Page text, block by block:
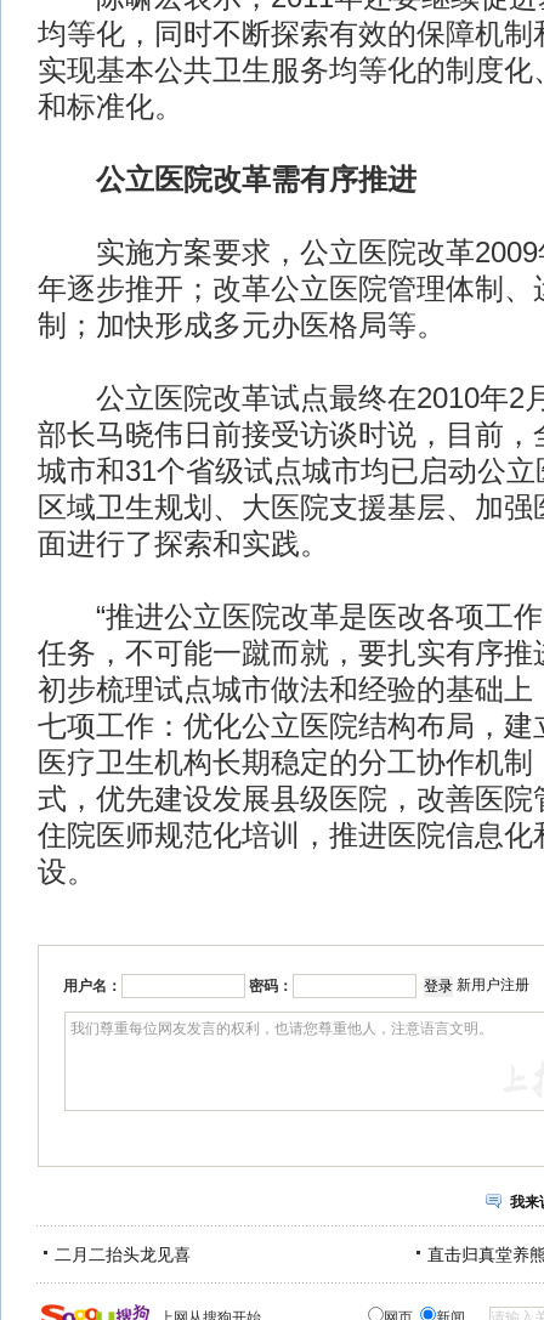
均等化，同时不断探索有效的保障机制
实现基本公共卫生服务均等化的制度化
和标准化。
公立医院改革需有序推进
实施方案要求，公立医院改革2009
年逐步推开；改革公立医院管理体制、
制；加快形成多元办医格局等。
公立医院改革试点最终在2010年2
部长马晓伟日前接受访谈时说，目前，
城市和31个省级试点城市均已启动公
区域卫生规划、大医院支援基层、加
面进行了探索和实践。
“推进公立医院改革是医改各项工作
任务，不可能一蹴而就，要扎实有序推
初步梳理试点城市做法和经验的基础上
七项工作：优化公立医院结构布局，建
医疗卫生机构长期稳定的分工协作机
式，优先建设发展县级医院，改善医院
住院医师规范化培训，推进医院信息化
设。
用户名： 密码： 新用户注册
我来
二月二抬头龙见喜 直击归真堂养